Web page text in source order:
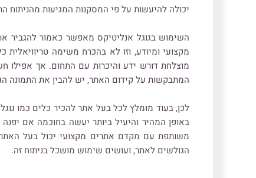
יכולה להיעשות על פי המסקנות המגיעות מהניתוח
השימוש בגוגל אנליטיקס מאפשר כאמור להגביר
מקצועי ומיודע, וזו לא בהכרח משימה
מוצלחת דורש ידע והיכרות עם התחום. אך
המתבקשות על קידום האתר, יש להבין את התמונה
לכן, בעוד מומלץ לכל בעל אתר להכיר כלים כמו
באופן המהיר והיעיל ביותר יעשה בחוכמה אם
משותפת עם מקדם אתרים מקצועי יכול בעל
הגולשים לאתר, ועושים שימוש מושכל בניתוח זה.